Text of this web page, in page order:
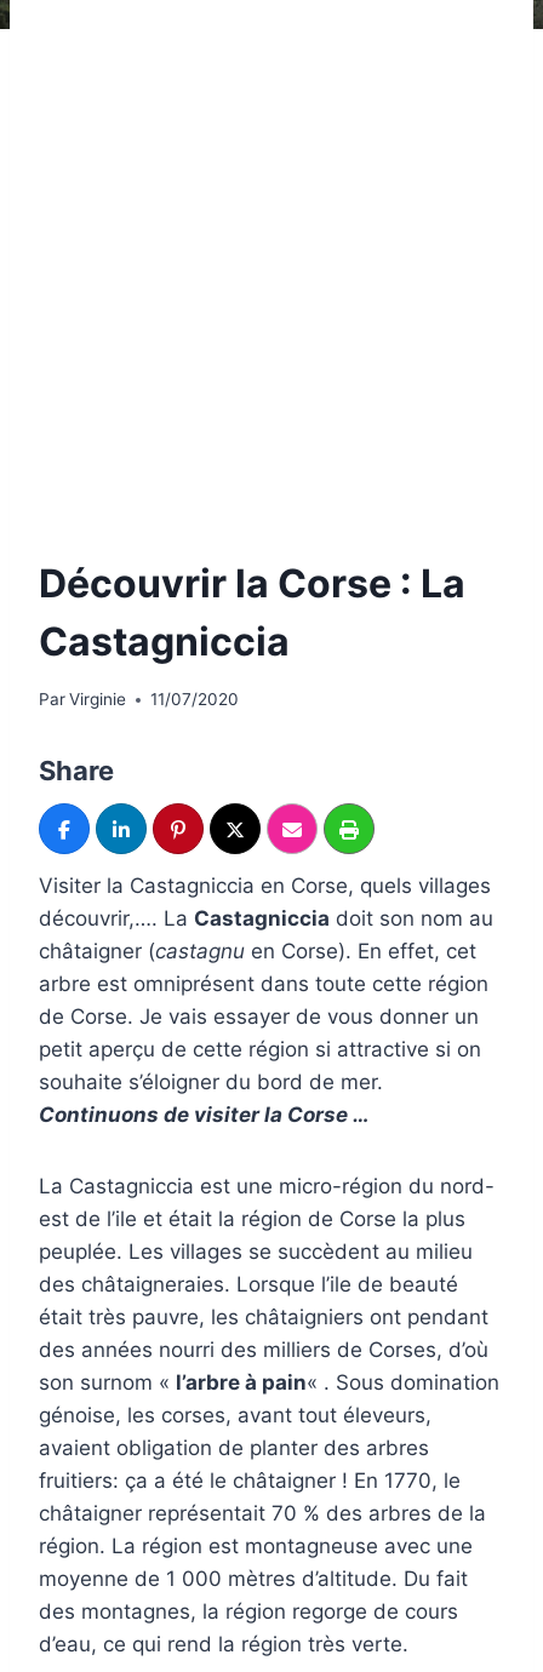
Découvrir la Corse : La
Castagniccia
ParVirginie 11/07/2020
Share
Visiter la Castagniccia en Corse, quels villages
découvrir,…. La Castagniccia doit son nom au
châtaigner (castagnu en Corse). En effet, cet
arbre est omniprésent dans toute cette région
de Corse. Je vais essayer de vous donner un
petit aperçu de cette région si attractive si on
souhaite s’éloigner du bord de mer.
Continuons de visiter la Corse …
La Castagniccia est une micro-région du nord-
est de l’ile et était la région de Corse la plus
peuplée. Les villages se succèdent au milieu
des châtaigneraies. Lorsque l’ile de beauté
était très pauvre, les châtaigniers ont pendant
des années nourri des milliers de Corses, d’où
son surnom « l’arbre à pain« . Sous domination
génoise, les corses, avant tout éleveurs,
avaient obligation de planter des arbres
fruitiers: ça a été le châtaigner ! En 1770, le
châtaigner représentait 70 % des arbres de la
région. La région est montagneuse avec une
moyenne de 1 000 mètres d’altitude. Du fait
des montagnes, la région regorge de cours
d’eau, ce qui rend la région très verte.